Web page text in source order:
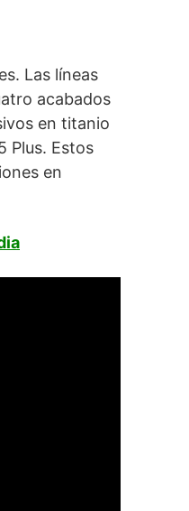
Las líneas
acabados
en titanio
Plus. Estos
en